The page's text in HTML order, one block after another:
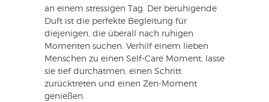
an einem stressigen Tag. Der beruhigende
Duft ist die perfekte Begleitung für
diejenigen, die überall nach ruhigen
Momenten suchen. Verhilf einem lieben
Menschen zu einen Self-Care Moment, lasse
sie tief durchatmen, einen Schritt
zurücktreten und einen Zen-Moment
genießen.